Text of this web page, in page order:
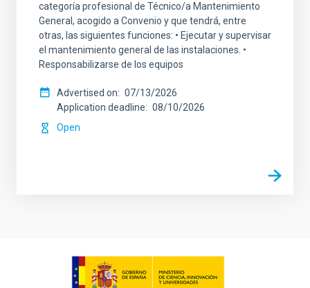
categoría profesional de Técnico/a Mantenimiento
General, acogido a Convenio y que tendrá, entre
otras, las siguientes funciones: • Ejecutar y supervisar
el mantenimiento general de las instalaciones. •
Responsabilizarse de los equipos
Advertised on
07/13/2026
Application deadline
08/10/2026
Open